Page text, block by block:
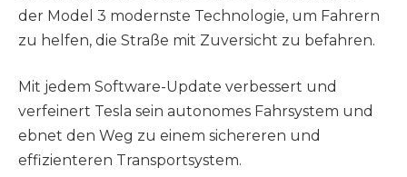
der Model 3 modernste Technologie, um Fahrern
zu helfen, die Straße mit Zuversicht zu befahren.
Mit jedem Software-Update verbessert und
verfeinert Tesla sein autonomes Fahrsystem und
ebnet den Weg zu einem sichereren und
effizienteren Transportsystem.